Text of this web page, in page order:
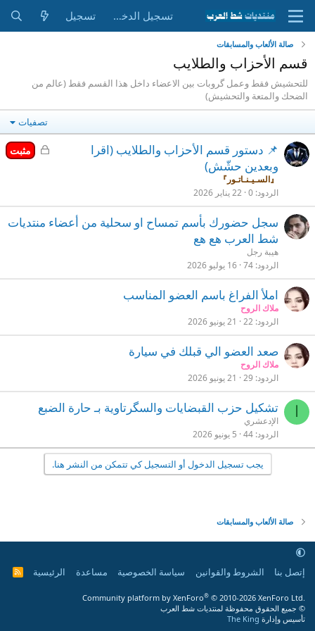
تسجيل الدخول تسجيل
صالة الألعاب والمسابقات
قسم الأحزاب والطلايب
للتحشيش فقط وعمل گروبات بين الاعضاء داخل هذا القسم فقط (عالم من
الضحك والمتعة والتحشيش)
تصفيات
م
مثبت
📌 دستور قسم الأحزاب والطلايب (اقرا
وبعدين حشّش)
『السـيـنـاتـور』
الردود 0 22 يناير 2026
سجل حضورك بأسم تمساح او سحلية من أعضاء منتديات
شط العرب هع هع
هيبة رجل
الردود 74 16 يوليو 2026
املأ الفراغ باسم العضو المناسب
ملاك الروح
الردود 22 21 يونيو 2026
صعد العضو الي قبلك في سيارة
ملاك الروح
الردود 29 21 يونيو 2026
ا تشكيل حزب القبضايات والسگرتاوية بـ حارة الضبع
الإدعشري
الردود 44 5 يونيو 2026
يجب تسجيل الدخول أو التسجيل كي تتمكن من النشر هنا.
صالة الألعاب والمسابقات
إتصل بنا الشروط والقوانين سياسة الخصوصية مساعدة الرئيسية
R
Community platform by XenForo® © 2010-2026 XenForo Ltd.
© جميع الحقوق محفوظة لمنتديات شط العرب
تأسيس وإدارة The King